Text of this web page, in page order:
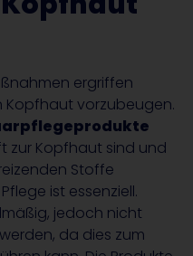
ergriffen
Kopfhaut vorzubeugen.
zur Kopfhaut sind und
Stoffe
ist essenziell.
jedoch nicht
da dies zum